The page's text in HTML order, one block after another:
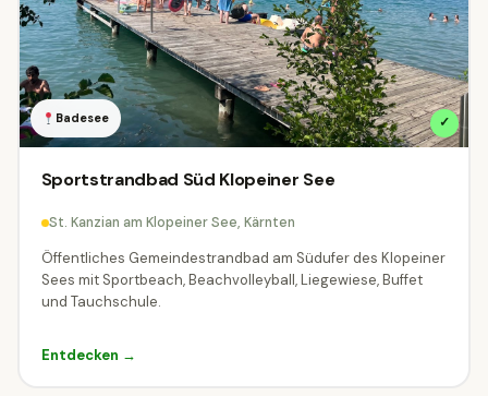
Badesee ✓
Sportstrandbad Süd Klopeiner See
St. Kanzian am Klopeiner See, Kärnten
Öffentliches Gemeindestrandbad am Südufer des Klopeiner
Sees mit Sportbeach, Beachvolleyball, Liegewiese, Buffet
und Tauchschule.
Entdecken →